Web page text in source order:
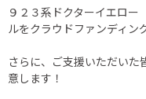
９２３系ドクターイエロ
ルをクラウドファンディン
さらに、ご支援いただいた
意します！